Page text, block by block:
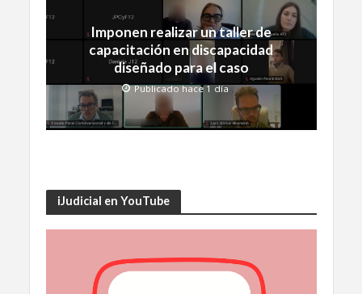
Imponen realizar un taller de
capacitación en discapacidad
diseñado para el caso
Publicado hace 1 día
iJudicial en YouTube